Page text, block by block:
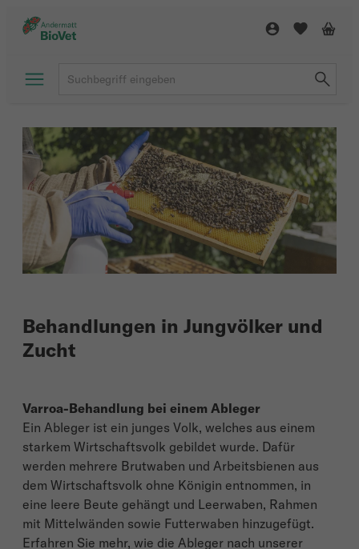
Behandlungen in Jungvölker und
Zucht
Varroa-Behandlung bei einem Ableger
Ein Ableger ist ein junges Volk, welches aus einem
starkem Wirtschaftsvolk gebildet wurde. Dafür
werden mehrere Brutwaben und Arbeitsbienen aus
dem Wirtschaftsvolk ohne Königin entnommen, in
eine leere Beute gehängt und Leerwaben, Rahmen
mit Mittelwänden sowie Futterwaben hinzugefügt.
Erfahren Sie mehr, wie die Ableger nach unserer